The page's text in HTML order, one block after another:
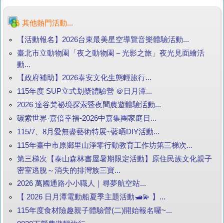
其他熱門活動...
【活動報名】2026台東最美星空導覽音樂體驗活動...
臺北市立動物園「夜之動物園－光影之旅」夜光見面繪活
動...
【政府補助】2026泰安文化生態輕旅行...
115年度 SUP立式划槳體驗營 ＠日月潭...
2026 達谷梵祕境探索暨夜間農遊體驗活動...
碳索世界·嘉倍幸福-2026中嘉集團家庭日...
115/7、8月愛無盡藝術特展~藍晒DIY活動...
115年臺中市原鄉里山淨零行動教育工作坊第三梯次...
第三梯次【泰山森林書屋暑期限定活動】原住民族文化親子
密室逃脫～消失的排灣族三寶...
2026 萬國通路小小職人｜尋夢航空站...
【 2026 日月潭電動船夏季主題活動🛥️💫 】...
115年度食材險趣親子體驗營(二)開始報名囉~...